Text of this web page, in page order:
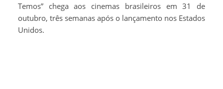
Temos” chega aos cinemas brasileiros em 31 de
outubro, três semanas após o lançamento nos Estados
Unidos.